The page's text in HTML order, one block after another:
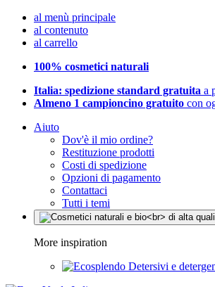
al menù principale
al contenuto
al carrello
100% cosmetici naturali
Italia: spedizione standard gratuita a
Almeno 1 campioncino gratuito con
Aiuto
Dov'è il mio ordine?
Restituzione prodotti
Costi di spedizione
Opzioni di pagamento
Contattaci
Tutti i temi
More inspiration
Detersivi e